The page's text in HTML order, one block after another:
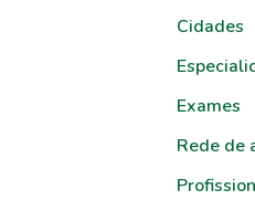
Cidades
Exames
Rede de